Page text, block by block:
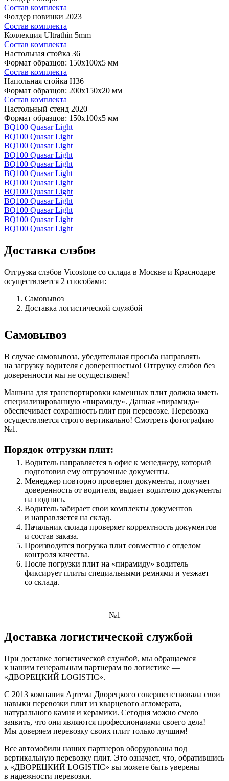
Состав комплекта
Фолдер новинки 2023
Состав комплекта
Коллекция Ultrathin 5mm
Состав комплекта
Настольная стойка 36
Формат образцов: 150x100x5 мм
Состав комплекта
Напольная стойка H36
Формат образцов: 200x150x20 мм
Состав комплекта
Настольный стенд 2020
Формат образцов: 150x100x5 мм
BQ100 Quasar Light
BQ100 Quasar Light
BQ100 Quasar Light
BQ100 Quasar Light
BQ100 Quasar Light
BQ100 Quasar Light
BQ100 Quasar Light
BQ100 Quasar Light
BQ100 Quasar Light
BQ100 Quasar Light
BQ100 Quasar Light
BQ100 Quasar Light
Доставка слэбов
Отгрузка слэбов Vicostone со склада в Москве и Краснодаре
осуществляется 2 способами:
Самовывоз
Доставка логистической службой
Самовывоз
В случае самовывоза, убедительная просьба направлять
на загрузку водителя с доверенностью! Отгрузку слэбов без
доверенности мы не осуществляем!
Машина для транспортировки каменных плит должна иметь
специализированную «пирамиду». Данная «пирамида»
обеспечивает сохранность плит при перевозке. Перевозка
осуществляется строго вертикально! Смотреть фотографию
№1.
Порядок отгрузки плит:
Водитель направляется в офис к менеджеру, который
подготовил ему отгрузочные документы.
Менеджер повторно проверяет документы, получает
доверенность от водителя, выдает водителю документы
на подпись.
Водитель забирает свои комплекты документов
и направляется на склад.
Начальник склада проверяет корректность документов
и состав заказа.
Производится погрузка плит совместно с отделом
контроля качества.
После погрузки плит на «пирамиду» водитель
фиксирует плиты специальными ремнями и уезжает
со склада.
№1
Доставка логистической службой
При доставке логистической службой, мы обращаемся
к нашим генеральным партнерам по логистике —
«ДВОРЕЦКИЙ LOGISTIC».
С 2013 компания Артема Дворецкого совершенствовала свои
навыки перевозки плит из кварцевого агломерата,
натурального камня и керамики. Сегодня можно смело
заявить, что они являются профессионалами своего дела!
Мы доверяем перевозку своих плит только лучшим!
Все автомобили наших партнеров оборудованы под
вертикальную перевозку плит. Это означает, что, обратившись
к «ДВОРЕЦКИЙ LOGISTIC» вы можете быть уверены
в надежности перевозки.